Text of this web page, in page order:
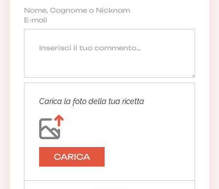
Carica la foto della tua ricetta
CARICA